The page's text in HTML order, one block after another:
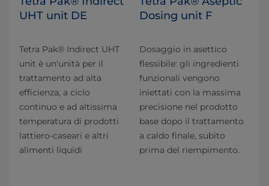
UHT unit DE
Tetra Pak® Indirect UHT
unit è un'unità per il
trattamento ad alta
efficienza, a ciclo
continuo e ad altissima
temperatura di prodotti
lattiero-caseari e altri
alimenti liquidi
Dosing unit F
Dosaggio in asettico
flessibile: gli ingredienti
funzionali vengono
iniettati con la massima
precisione nel prodotto
base dopo il trattamento
a caldo finale, subito
prima del riempimento.